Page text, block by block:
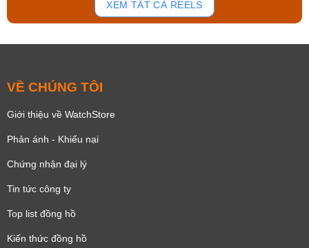
XEM TẤT CẢ REELS
VỀ CHÚNG TÔI
Giới thiệu về WatchStore
Phản ánh - Khiếu nại
Chứng nhận đại lý
Tin tức công ty
Top list đồng hồ
Kiến thức đồng hồ